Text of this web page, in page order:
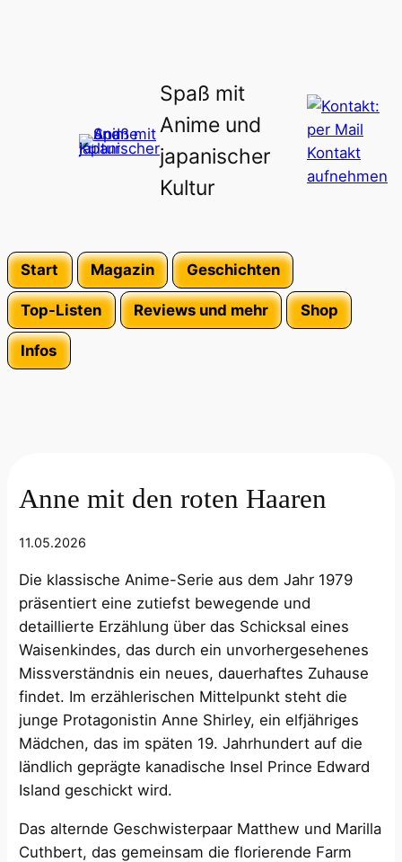
Spaß mit
Anime und
japanischer
Kultur
Start Magazin Geschichten
Top-Listen Reviews und mehr Shop
Infos
Anne mit den roten Haaren
11.05.2026
Die klassische Anime-Serie aus dem Jahr 1979
präsentiert eine zutiefst bewegende und
detaillierte Erzählung über das Schicksal eines
Waisenkindes, das durch ein unvorhergesehenes
Missverständnis ein neues, dauerhaftes Zuhause
findet. Im erzählerischen Mittelpunkt steht die
junge Protagonistin Anne Shirley, ein elfjähriges
Mädchen, das im späten 19. Jahrhundert auf die
ländlich geprägte kanadische Insel Prince Edward
Island geschickt wird.
Das alternde Geschwisterpaar Matthew und Marilla
Cuthbert, das gemeinsam die florierende Farm